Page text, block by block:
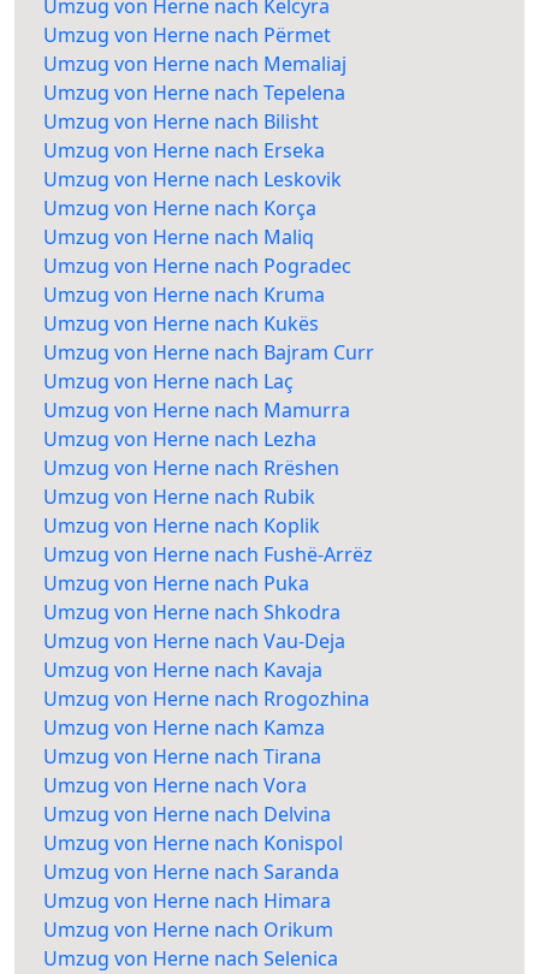
Umzug von Herne nach Këlcyra
Umzug von Herne nach Përmet
Umzug von Herne nach Memaliaj
Umzug von Herne nach Tepelena
Umzug von Herne nach Bilisht
Umzug von Herne nach Erseka
Umzug von Herne nach Leskovik
Umzug von Herne nach Korça
Umzug von Herne nach Maliq
Umzug von Herne nach Pogradec
Umzug von Herne nach Kruma
Umzug von Herne nach Kukës
Umzug von Herne nach Bajram Curr
Umzug von Herne nach Laç
Umzug von Herne nach Mamurra
Umzug von Herne nach Lezha
Umzug von Herne nach Rrëshen
Umzug von Herne nach Rubik
Umzug von Herne nach Koplik
Umzug von Herne nach Fushë-Arrëz
Umzug von Herne nach Puka
Umzug von Herne nach Shkodra
Umzug von Herne nach Vau-Deja
Umzug von Herne nach Kavaja
Umzug von Herne nach Rrogozhina
Umzug von Herne nach Kamza
Umzug von Herne nach Tirana
Umzug von Herne nach Vora
Umzug von Herne nach Delvina
Umzug von Herne nach Konispol
Umzug von Herne nach Saranda
Umzug von Herne nach Himara
Umzug von Herne nach Orikum
Umzug von Herne nach Selenica